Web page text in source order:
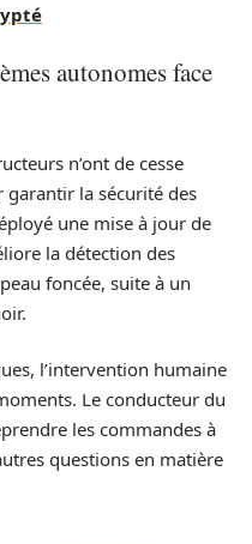
autonomes face
n’ont de cesse
garantir la sécurité des
une mise à jour de
la détection des
foncée, suite à un
l’intervention humaine
Le conducteur du
les commandes à
questions en matière